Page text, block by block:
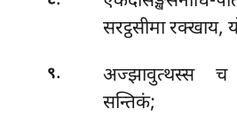
सरट्ठसीमा रक्खाय,
९. अज्झावुत्थस्सच
सन्तिकं;